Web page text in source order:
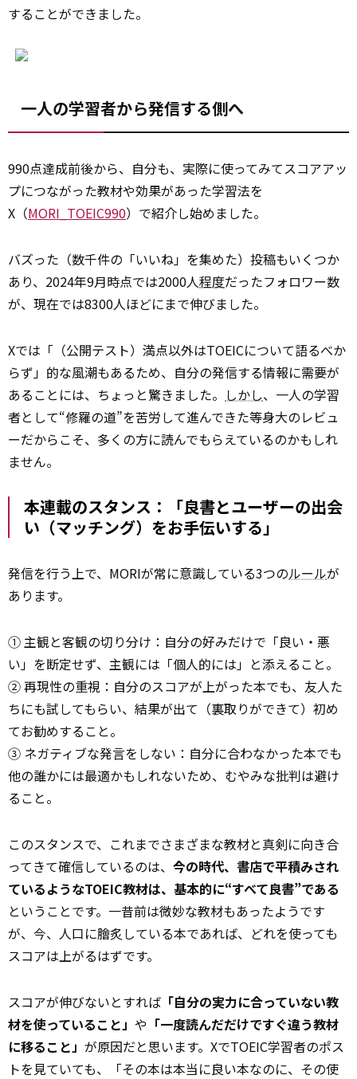
することができました。
一人の学習者から発信する側へ
990点達成前後から、自分も、実際に使ってみてスコアアッ
プにつながった教材や効果があった学習法を
X（MORI_TOEIC990）で紹介し始めました。
バズった（数千件の「いいね」を集めた）投稿もいくつか
あり、2024年9月時点では2000人程度だったフォロワー数
が、現在では8300人ほどにまで伸びました。
Xでは「（公開テスト）満点以外はTOEICについて語るべか
らず」的な風潮もあるため、自分の発信する情報に需要が
あることには、ちょっと驚きました。 しかし、一人の学習
者として“修羅の道”を苦労して進んできた等身大のレビュ
ーだからこそ、多くの方に読んでもらえているのかもしれ
ません。
本連載のスタンス：「良書とユーザーの出会
い（マッチング）をお手伝いする」
発信を行う上で、MORIが常に意識している3つのルールが
あります。
① 主観と客観の切り分け：自分の好みだけで「良い・悪
い」を断定せず、主観には「個人的には」と添えること。
② 再現性の重視：自分のスコアが上がった本でも、友人た
ちにも試してもらい、結果が出て（裏取りができて）初め
てお勧めすること。
③ ネガティブな発言をしない：自分に合わなかった本でも
他の誰かには最適かもしれないため、むやみな批判は避け
ること。
このスタンスで、これまでさまざまな教材と真剣に向き合
ってきて確信しているのは、 今の時代、書店で平積みされ
ているようなTOEIC教材は、基本的に“すべて良書”である
ということです。一昔前は微妙な教材もあったようです
が、今、人口に膾炙している本であれば、どれを使っても
スコアは上がるはずです。
スコアが伸びないとすれば 「自分の実力に合っていない教
材を使っていること」 や 「一度読んだだけですぐ違う教材
に移ること」 が原因だと思います。XでTOEIC学習者のポス
トを見ていても、「その本は本当に良い本なのに、その使